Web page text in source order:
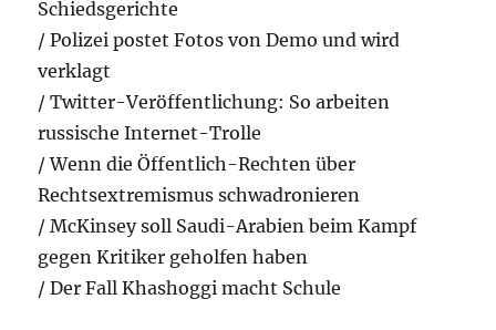
Schiedsgerichte
/ Polizei postet Fotos von Demo und wird
verklagt
/ Twitter-Veröffentlichung: So arbeiten
russische Internet-Trolle
/ Wenn die Öffentlich-Rechten über
Rechtsextremismus schwadronieren
/ McKinsey soll Saudi-Arabien beim Kampf
gegen Kritiker geholfen haben
/ Der Fall Khashoggi macht Schule